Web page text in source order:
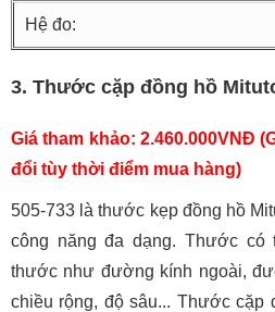
Hệ đo:
3. Thước cặp đồng hồ
Giá tham khảo: 2.460.000VNĐ
đổi tùy thời điểm mua hàng)
505-733 là thước kẹp đồng hồ
công năng đa dạng. Thước có
thước như đường kính ngoài,
chiều rộng, độ sâu... Thước cặp